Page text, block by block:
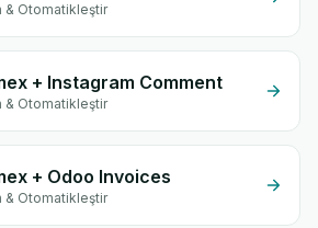
& Otomatikleştir
+ Instagram Comment
& Otomatikleştir
+ Odoo Invoices
& Otomatikleştir